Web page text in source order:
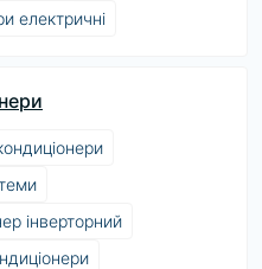
електричні
інверторний